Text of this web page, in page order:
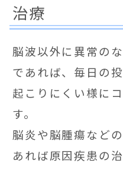
治療
脳波以外に異常の
であれば、毎日の
起こりにくい様に
す。
脳炎や脳腫瘍など
あれば原因疾患の